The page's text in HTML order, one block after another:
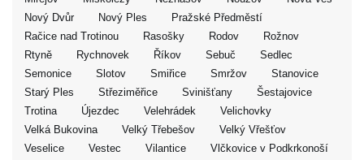
Nový Dvůr
Nový Ples
Pražské Předměstí
Račice nad Trotinou
Rasošky Rodov
Rožnov
Rtyně
Rychnovek Říkov Sebuč
Sedlec
Semonice
Slotov Smiřice Smržov
Stanovice
Starý Ples
Střeziměřice Svinišťany
Šestajovice
Trotina
Újezdec Velehrádek
Velichovky
Velká Bukovina
Velký Třebešov
Velký Vřešťov
Veselice
Vestec Vilantice
Vlčkovice v Podkrkonoší